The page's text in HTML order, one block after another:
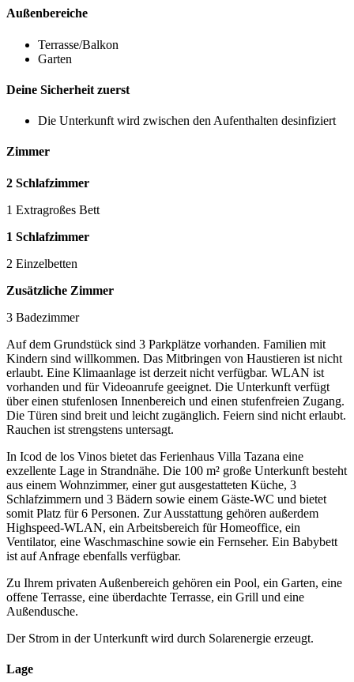
Außenbereiche
Terrasse/Balkon
Garten
Deine Sicherheit zuerst
Die Unterkunft wird zwischen den Aufenthalten desinfiziert
Zimmer
2 Schlafzimmer
1 Extragroßes Bett
1 Schlafzimmer
2 Einzelbetten
Zusätzliche Zimmer
3 Badezimmer
Auf dem Grundstück sind 3 Parkplätze vorhanden. Familien mit
Kindern sind willkommen. Das Mitbringen von Haustieren ist nicht
erlaubt. Eine Klimaanlage ist derzeit nicht verfügbar. WLAN ist
vorhanden und für Videoanrufe geeignet. Die Unterkunft verfügt
über einen stufenlosen Innenbereich und einen stufenfreien Zugang.
Die Türen sind breit und leicht zugänglich. Feiern sind nicht erlaubt.
Rauchen ist strengstens untersagt.
In Icod de los Vinos bietet das Ferienhaus Villa Tazana eine
exzellente Lage in Strandnähe. Die 100 m² große Unterkunft besteht
aus einem Wohnzimmer, einer gut ausgestatteten Küche, 3
Schlafzimmern und 3 Bädern sowie einem Gäste-WC und bietet
somit Platz für 6 Personen. Zur Ausstattung gehören außerdem
Highspeed-WLAN, ein Arbeitsbereich für Homeoffice, ein
Ventilator, eine Waschmaschine sowie ein Fernseher. Ein Babybett
ist auf Anfrage ebenfalls verfügbar.
Zu Ihrem privaten Außenbereich gehören ein Pool, ein Garten, eine
offene Terrasse, eine überdachte Terrasse, ein Grill und eine
Außendusche.
Der Strom in der Unterkunft wird durch Solarenergie erzeugt.
Lage